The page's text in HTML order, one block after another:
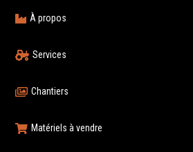
 À propos
 Services
 Chantiers
 Matériels à vendre